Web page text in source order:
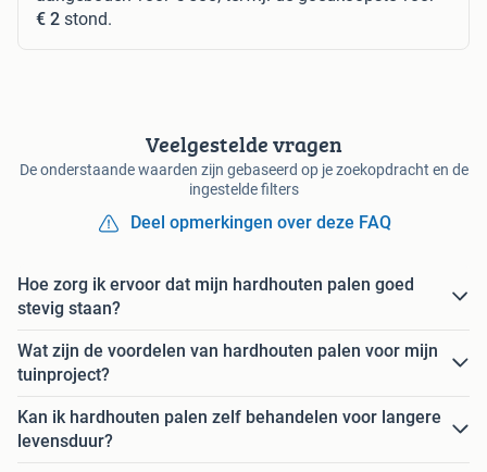
€ 2 stond.
Veelgestelde vragen
De onderstaande waarden zijn gebaseerd op je zoekopdracht en de
ingestelde filters
Deel opmerkingen over deze FAQ
Hoe zorg ik ervoor dat mijn hardhouten palen goed
stevig staan?
Wat zijn de voordelen van hardhouten palen voor mijn
tuinproject?
Kan ik hardhouten palen zelf behandelen voor langere
levensduur?